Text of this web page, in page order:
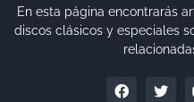
En esta página encontrarás
discos clásicos y especiales